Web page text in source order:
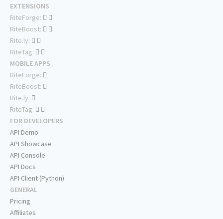
EXTENSIONS
RiteForge:
RiteBoost:
Rite.ly:
RiteTag:
MOBILE APPS
RiteForge:
RiteBoost:
Rite.ly:
RiteTag:
FOR DEVELOPERS
API Demo
API Showcase
API Console
API Docs
API Client (Python)
GENERAL
Pricing
Affiliates